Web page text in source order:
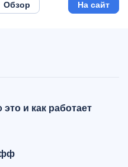
Обзор На сайт
и как работает